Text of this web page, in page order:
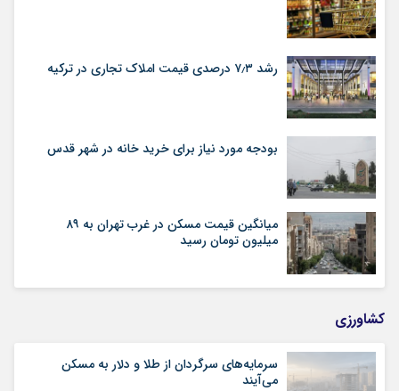
رشد ۷٫۳ درصدی قیمت‌ املاک تجاری در ترکیه
بودجه مورد نیاز برای خرید خانه در شهر قدس
میانگین قیمت مسکن در غرب تهران به ۸۹
میلیون تومان رسید
کشاورزی
سرمایه‌های سرگردان از طلا و دلار به مسکن
می‌آیند